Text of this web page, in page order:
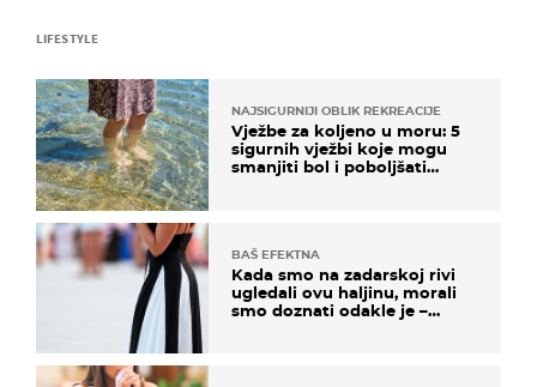
LIFESTYLE
NAJSIGURNIJI OBLIK REKREACIJE
Vježbe za koljeno u moru: 5
sigurnih vježbi koje mogu
smanjiti bol i poboljšati
BAŠ EFEKTNA
Kada smo na zadarskoj rivi
ugledali ovu haljinu, morali
smo doznati odakle je –